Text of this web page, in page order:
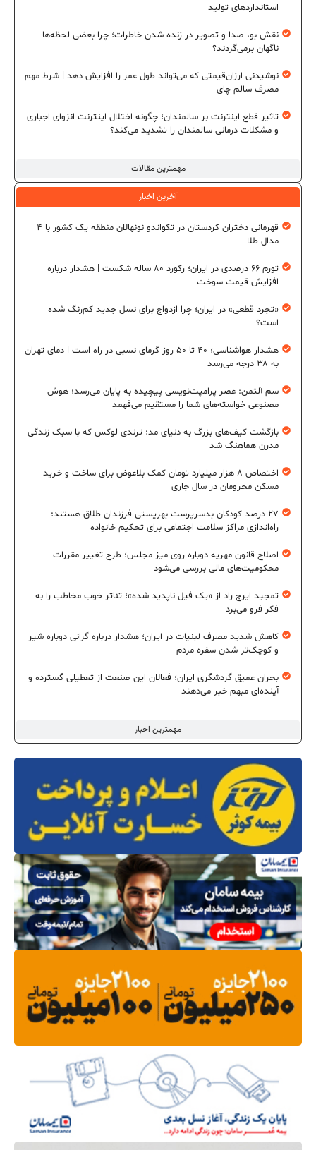
مهمترین مقالات
استانداردهای تولید
نقش بو، صدا و تصویر در زنده شدن خاطرات؛ چرا بعضی لحظه‌ها
ناگهان برمی‌گردند؟
نوشیدنی ارزان‌قیمتی که می‌تواند طول عمر را افزایش دهد | شرط مهم
مصرف سالم چای
تاثیر قطع اینترنت بر سالمندان؛ چگونه اختلال اینترنت انزوای اجباری
و مشکلات درمانی سالمندان را تشدید می‌کند؟
آخرین اخبار
مهمترین اخبار
قهرمانی دختران کردستان در تکواندو نونهالان منطقه یک کشور با ۴
مدال طلا
تورم ۶۶ درصدی در ایران؛ رکورد ۸۰ ساله شکست | هشدار درباره
افزایش قیمت سوخت
«تجرد قطعی» در ایران؛ چرا ازدواج برای نسل جدید کم‌رنگ شده
است؟
هشدار هواشناسی؛ ۴۰ تا ۵۰ روز گرمای نسبی در راه است | دمای تهران
به ۳۸ درجه می‌رسد
سم آلتمن: عصر پرامپت‌نویسی پیچیده به پایان می‌رسد؛ هوش
مصنوعی خواسته‌های شما را مستقیم می‌فهمد
بازگشت کیف‌های بزرگ به دنیای مد؛ ترندی لوکس که با سبک زندگی
مدرن هماهنگ شد
اختصاص ۸ هزار میلیارد تومان کمک بلاعوض برای ساخت و خرید
مسکن محرومان در سال جاری
۲۷ درصد کودکان بدسرپرست بهزیستی فرزندان طلاق هستند؛
راه‌اندازی مراکز سلامت اجتماعی برای تحکیم خانواده
اصلاح قانون مهریه دوباره روی میز مجلس؛ طرح تغییر مقررات
محکومیت‌های مالی بررسی می‌شود
تمجید ایرج راد از «یک فیل ناپدید شده»؛ تئاتر خوب مخاطب را به
فکر فرو می‌برد
کاهش شدید مصرف لبنیات در ایران؛ هشدار درباره گرانی دوباره شیر
و کوچک‌تر شدن سفره مردم
بحران عمیق گردشگری ایران؛ فعالان این صنعت از تعطیلی گسترده و
آینده‌ای مبهم خبر می‌دهند